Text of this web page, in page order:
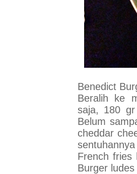
Benedict
Beralih ke
saja, 180
Belum
cheddar
French fries
Burger